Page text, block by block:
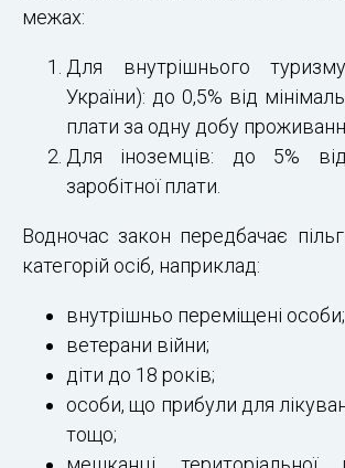
межах:
Для внутрішнього
України): до 0,5% від
плати за одну добу
Для іноземців: до 5% від
заробітної плати.
Водночас закон передбачає
категорій осіб, наприклад:
внутрішньо переміщені особи;
ветерани війни;
діти до 18 років;
особи, що прибули для
тощо;